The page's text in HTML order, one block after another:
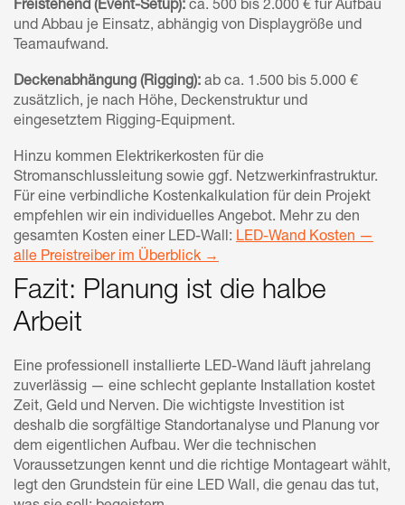
Freistehend (Event-Setup): ca. 500 bis 2.000 € für Aufbau
und Abbau je Einsatz, abhängig von Displaygröße und
Teamaufwand.
Deckenabhängung (Rigging): ab ca. 1.500 bis 5.000 €
zusätzlich, je nach Höhe, Deckenstruktur und
eingesetztem Rigging-Equipment.
Hinzu kommen Elektrikerkosten für die
Stromanschlussleitung sowie ggf. Netzwerkinfrastruktur.
Für eine verbindliche Kostenkalkulation für dein Projekt
empfehlen wir ein individuelles Angebot. Mehr zu den
gesamten Kosten einer LED-Wall: LED-Wand Kosten —
alle Preistreiber im Überblick →
Fazit: Planung ist die halbe
Arbeit
Eine professionell installierte LED-Wand läuft jahrelang
zuverlässig — eine schlecht geplante Installation kostet
Zeit, Geld und Nerven. Die wichtigste Investition ist
deshalb die sorgfältige Standortanalyse und Planung vor
dem eigentlichen Aufbau. Wer die technischen
Voraussetzungen kennt und die richtige Montageart wählt,
legt den Grundstein für eine LED Wall, die genau das tut,